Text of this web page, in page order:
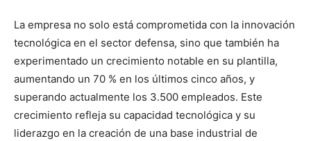
La empresa no solo está comprometida con la innovación
tecnológica en el sector defensa, sino que también ha
experimentado un crecimiento notable en su plantilla,
aumentando un 70 % en los últimos cinco años, y
superando actualmente los 3.500 empleados. Este
crecimiento refleja su capacidad tecnológica y su
liderazgo en la creación de una base industrial de